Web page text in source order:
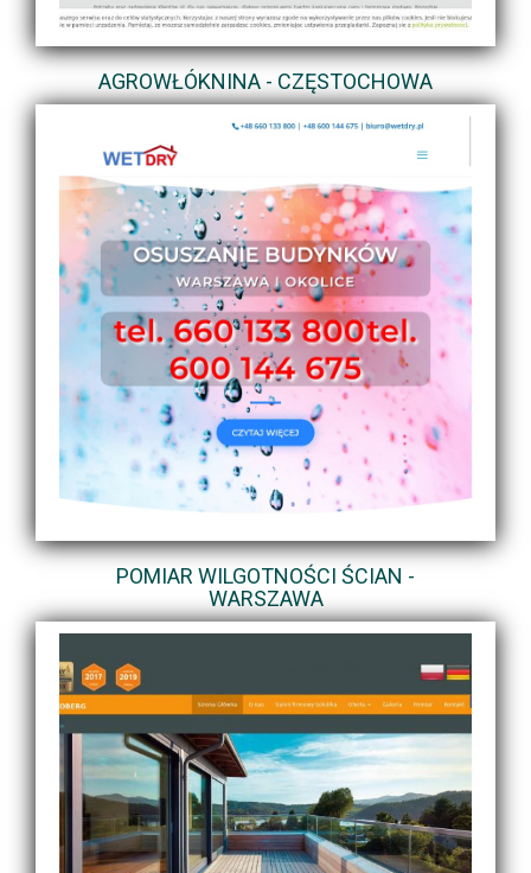
AGROWŁÓKNINA - CZĘSTOCHOWA
POMIAR WILGOTNOŚCI ŚCIAN -
WARSZAWA